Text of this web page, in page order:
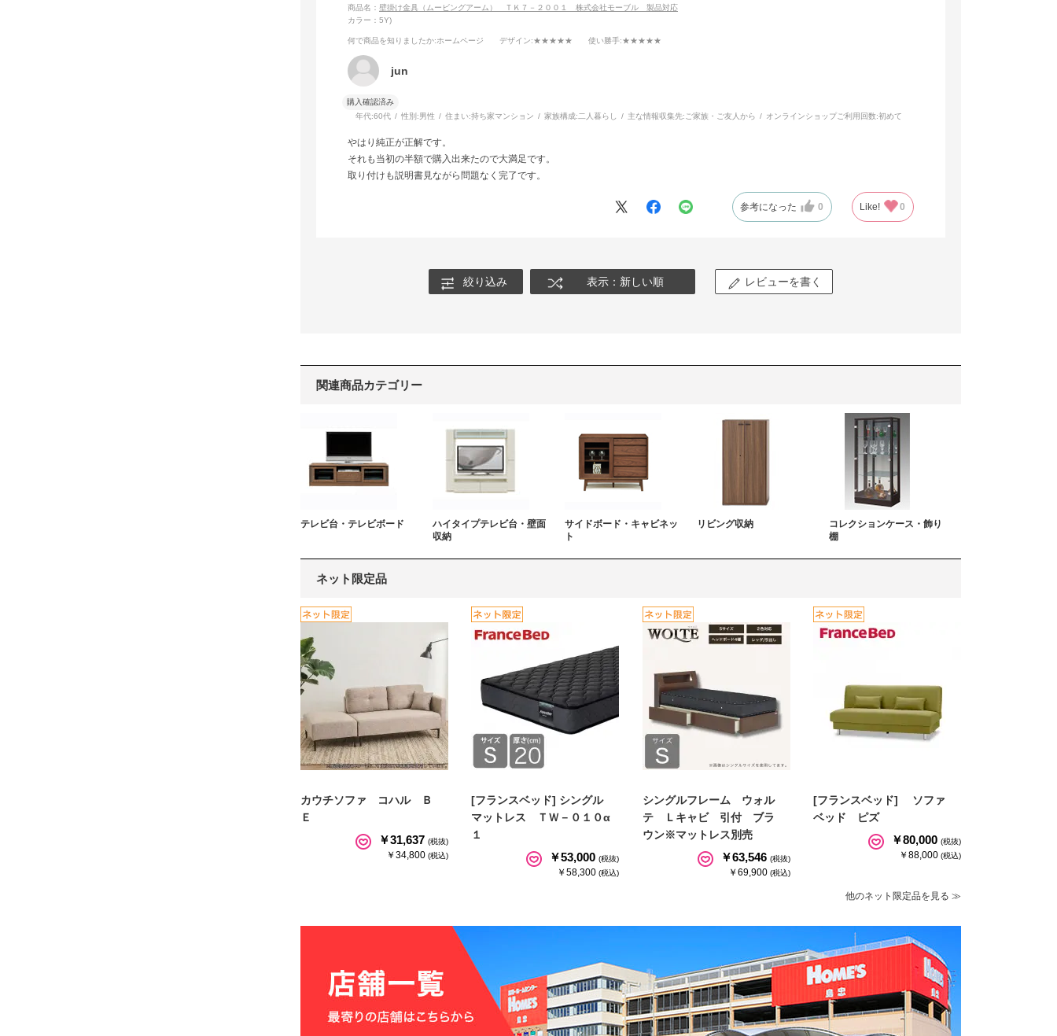
商品名： 壁掛け金具（ムービングアーム） ＴＫ７－２００１ 株式会社モーブル 製品対応
カラー：5Y)
何で商品を知りましたか:ホームページ デザイン:★★★★★ 使い勝手:★★★★★
jun
購入確認済み
年代:60代 性別:男性 住まい:持ち家マンション 家族構成:二人暮らし 主な情報収集先: ご家族・ご友人から オンラインショップご利用回数:初めて
やはり純正が正解です。
それも当初の半額で購入出来たので大満足です。
取り付けも説明書見ながら問題なく完了です。
参考になった 0 Like! 0
絞り込み 表示：新しい順 レビューを書く
関連商品カテゴリー
テレビ台・テレビボード
ハイタイプテレビ台・壁面
収納
サイドボード・キャビネッ
ト
リビング収納
コレクションケース・飾り
棚
ネット限定品
カウチソファ コハル Ｂ
Ｅ
￥31,637 (税抜)
￥34,800 (税込)
[フランスベッド] シングル
マットレス ＴＷ－０１０α
１
￥53,000 (税抜)
￥58,300(税込)
シングルフレーム ウォル
テ Ｌキャビ 引付 ブラ
ウン※マットレス別売
￥63,546 (税抜)
￥69,900 (税込)
[フランスベッド] ソファ
ベッド ピズ
￥80,000 (税抜)
￥88,000 (税込)
他のネット限定品を見る ≫